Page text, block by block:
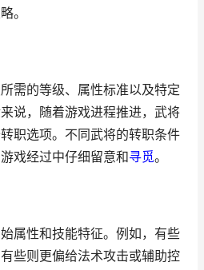
。
需的等级、属性标准以及特定
说，随着游戏进程推进，武将
职选项。不同武将的转职条件
戏经过中仔细留意和寻觅。
属性和技能特征。例如，有些
些则更偏给法术攻击或辅助控